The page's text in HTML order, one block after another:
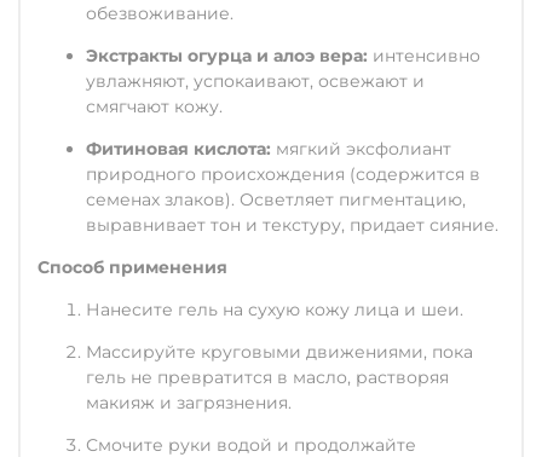
обезвоживание.
Экстракты огурца и алоэ вера: интенсивно
увлажняют, успокаивают, освежают и
смягчают кожу.
Фитиновая кислота: мягкий эксфолиант
природного происхождения (содержится в
семенах злаков). Осветляет пигментацию,
выравнивает тон и текстуру, придает сияние.
Способ применения
Нанесите гель на сухую кожу лица и шеи.
Массируйте круговыми движениями, пока
гель не превратится в масло, растворяя
макияж и загрязнения.
Смочите руки водой и продолжайте